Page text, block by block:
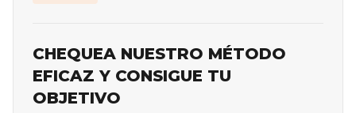
08:10
09:51
CHEQUEA NUESTRO MÉTODO
EFICAZ Y CONSIGUE TU
OBJETIVO